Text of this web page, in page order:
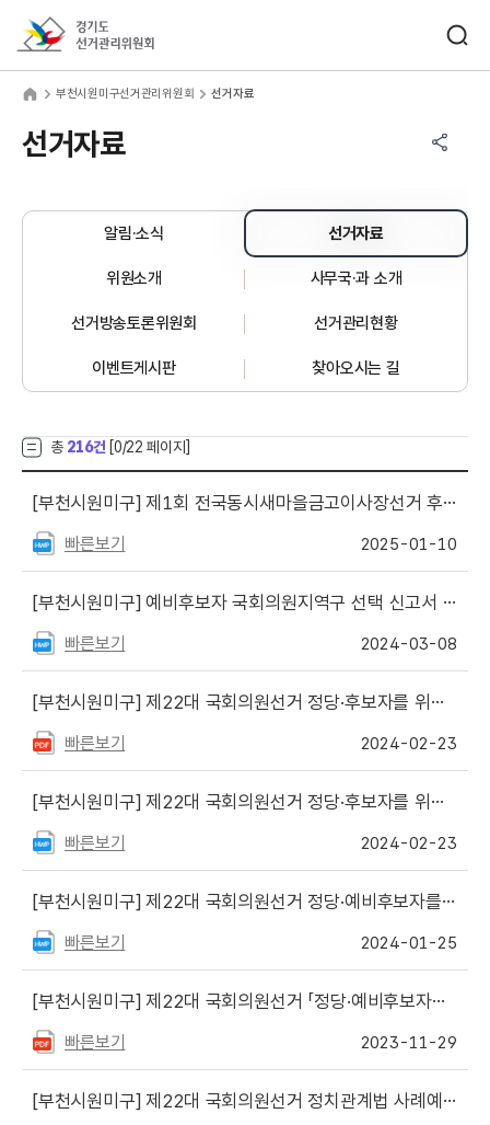
부천시원미구선거관리위원회 선거자료
선거자료
알림·소식 선거자료
위원소개 사무국·과 소개
선거방송토론위원회 선거관리현황
이벤트게시판 찾아오시는 길
총 216건 [0/22 페이지]
[부천시원미구] 제1회 전국동시새마을금고이사장선거 후보자를 위한 선거사무안내 책자 원고 파일 등 게시
빠른보기 2025-01-10
[부천시원미구] 예비후보자 국회의원지역구 선택 신고서 서식 게시
빠른보기 2024-03-08
[부천시원미구] 제22대 국회의원선거 정당·후보자를 위한 선거사무안내(재보궐선거용) 파일 게시
빠른보기 2024-02-23
[부천시원미구] 제22대 국회의원선거 정당·후보자를 위한 선거사무안내 책자 파일 게시
빠른보기 2024-02-23
[부천시원미구] 제22대 국회의원선거 정당·예비후보자를 위한 선거사무안내(재보궐선거용) 파일 게시
빠른보기 2024-01-25
[부천시원미구] 제22대 국회의원선거 「정당·예비후보자를 위한 선거사무안내」 (서식 포함)
빠른보기 2023-11-29
[부천시원미구] 제22대 국회의원선거 정치관계법 사례예시집